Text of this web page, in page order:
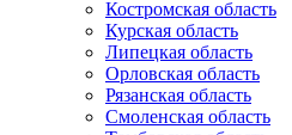
Костромская область
Курская область
Липецкая область
Орловская область
Рязанская область
Смоленская область